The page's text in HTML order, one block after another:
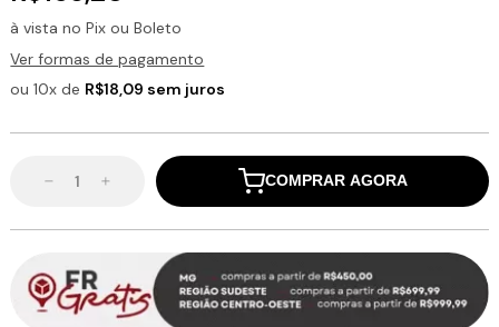
à vista no Pix ou Boleto
Ver formas de pagamento
ou 10x de R$18,09 sem juros
COMPRAR AGORA